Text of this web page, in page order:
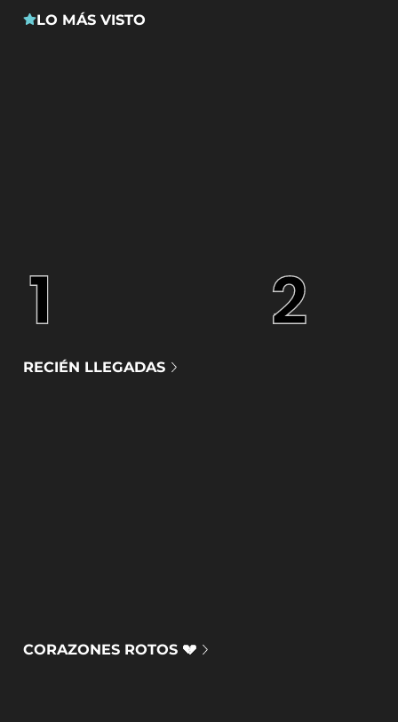
LO MÁS VISTO
RECIÉN LLEGADAS
CORAZONES ROTOS 💔